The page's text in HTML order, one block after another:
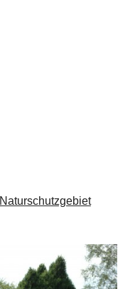
Naturschutzgebiet